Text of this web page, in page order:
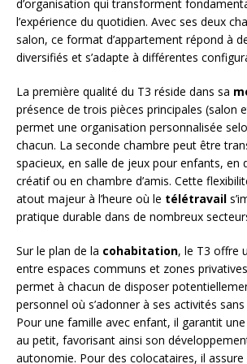
d’organisation qui transforment
l’expérience du quotidien. Avec ses deux
salon, ce format d’appartement répond à
diversifiés et s’adapte à différentes
La première qualité du T3 réside dans sa
présence de trois pièces principales (salon
permet une organisation personnalisée
chacun. La seconde chambre peut être
spacieux, en salle de jeux pour enfants, en
créatif ou en chambre d’amis. Cette
atout majeur à l’heure où le télétravail
pratique durable dans de nombreux
Sur le plan de la cohabitation, le T3 offre
entre espaces communs et zones
permet à chacun de disposer
personnel où s’adonner à ses activités sans
Pour une famille avec enfant, il garantit
au petit, favorisant ainsi son
autonomie. Pour des colocataires, il assure